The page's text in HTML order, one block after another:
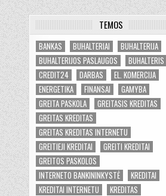
TEMOS
BANKAS BUHALTERIAI
BUHALTERIJA
BUHALTERIJOS PASLAUGOS
BUHALTERIS
CREDIT24
DARBAS
EL. KOMERCIJA
ENERGETIKA
FINANSAI
GAMYBA
GREITA PASKOLA
GREITASIS KREDITAS
GREITAS KREDITAS
GREITAS KREDITAS INTERNETU
GREITIEJI KREDITAI
GREITI KREDITAI
GREITOS PASKOLOS
INTERNETO BANKININKYSTĖ
KREDITAI
KREDITAI INTERNETU
KREDITAS